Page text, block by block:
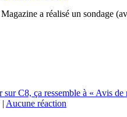
a réalisé un sondage
sur C8, ça ressemble à « Avis
Aucune réaction